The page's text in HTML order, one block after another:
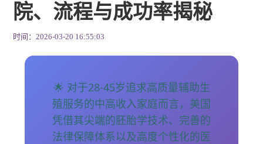
院、流程与成功率揭秘
时间：2026-03-20 16:55:03
🌟 对于28-45岁追求高质量辅助生
殖服务的中高收入家庭而言，美国
凭借其尖端的胚胎学技术、完善的
法律保障体系以及高度个性化的医